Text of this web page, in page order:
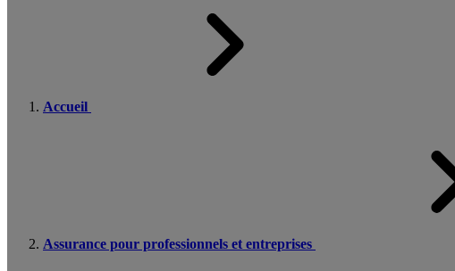
Accueil
Assurance pour professionnels et entreprises